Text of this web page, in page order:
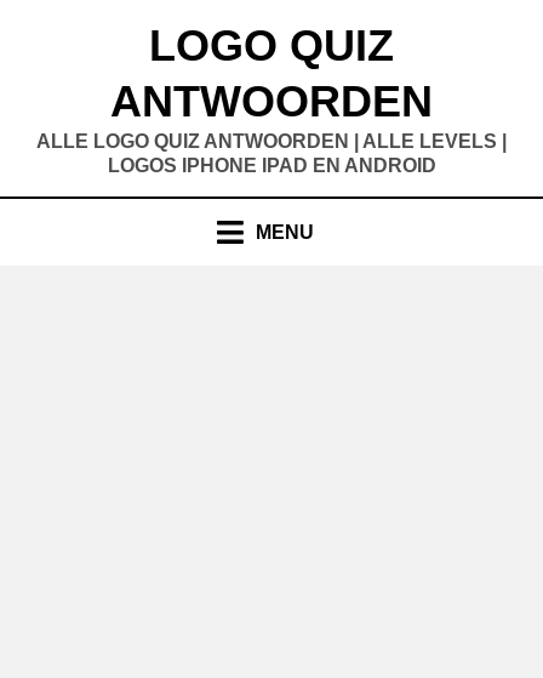
LOGO QUIZ
ANTWOORDEN
ALLE LOGO QUIZ ANTWOORDEN | ALLE LEVELS |
LOGOS IPHONE IPAD EN ANDROID
MENU